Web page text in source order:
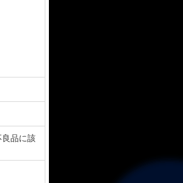
良品に該